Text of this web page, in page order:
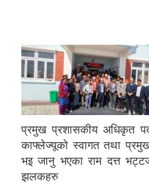
प्रमुख प्रशासकीय अधिकृत
काफ्लेज्यूको स्वागत तथा
भइ जानु भएका राम दत्त
झलकहरु